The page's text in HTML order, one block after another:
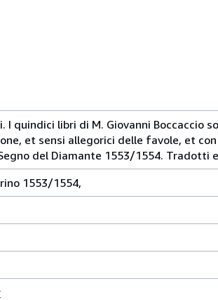
I quindici libri di M. Giovanni
et sensi allegorici delle favole, et
del Diamante 1553/1554. Tradotti
1553/1554,